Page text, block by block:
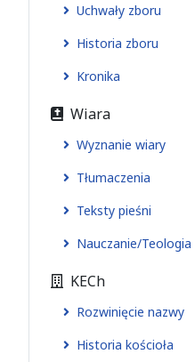
Uchwały zboru
Historia zboru
Kronika
Wiara
Wyznanie wiary
Tłumaczenia
Teksty pieśni
Nauczanie/Teologia
KECh
Rozwinięcie nazwy
Historia kościoła